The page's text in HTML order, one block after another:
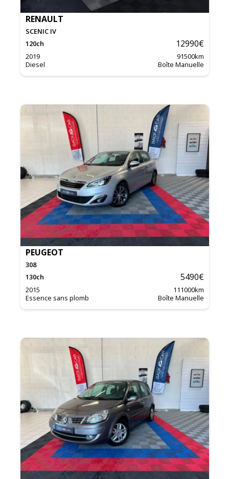
RENAULT
SCENIC IV
120ch 12990€
2019 91500km
Diesel
Boîte Manuelle
PEUGEOT
308
130ch 5490€
2015 111000km
Essence sans plomb
Boîte Manuelle